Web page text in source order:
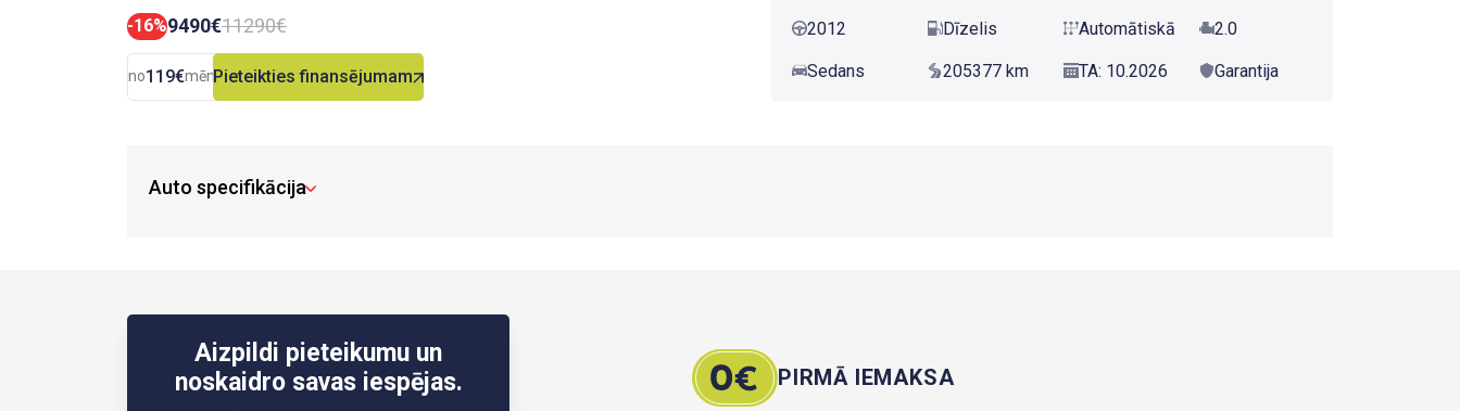
-16%9490€11290€
no119€mēn.Pieteikties finansējumam
2012 Dīzelis Automātiskā 2.0
Sedans 205377 km TA: 10.2026 Garantija
Auto specifikācija
Aizpildi pieteikumu un
noskaidro savas iespējas.
PIRMĀ IEMAKSA